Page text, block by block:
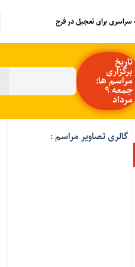
برای تعجیل در فرج
ها:
جمعه 9
گالری تصاویر مراسم :